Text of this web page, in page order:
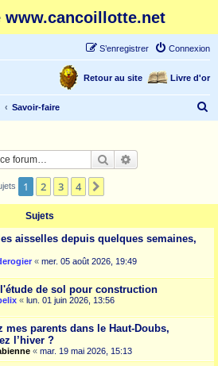
www.cancoillotte.net
Connexion
S’enregistrer
Livre d'or
Retour au site
Savoir-faire
r
Rechercher
1 2 3 4
Sujets
aisselles depuis quelques semaines,
« mer. 05 août 2026, 19:49
de sol pour construction
« lun. 01 juin 2026, 13:56
mes parents dans le Haut-Doubs,
l’hiver ?
« mar. 19 mai 2026, 15:13